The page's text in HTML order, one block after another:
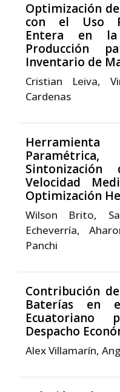
Optimización
con el Uso
Entera en
Producción
Inventario de
Cristian Leiva,
Cardenas
Sintonización
Velocidad
Optimización
Wilson Brito,
Echeverría,
Panchi
Contribución
Baterías en
Ecuatoriano
Despacho
Alex Villamarín,